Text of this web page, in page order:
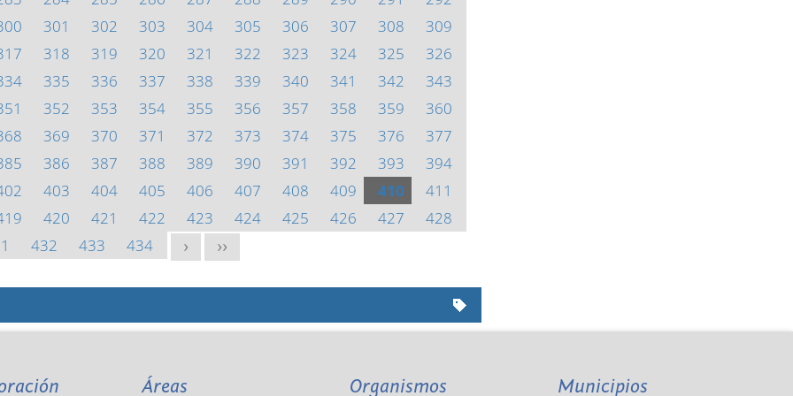
301 302 303 304 305 306 307 308
309
318 319 320 321 322 323 324 325
326
335 336 337 338 339 340 341 342
343
352 353 354 355 356 357 358 359
360
369 370 371 372 373 374 375 376
377
386 387 388 389 390 391 392 393
394
403 404 405 406 407 408 409 410
411
420 421 422 423 424 425 426 427
428
432 433 434 > >>
Áreas Organismos Municipios